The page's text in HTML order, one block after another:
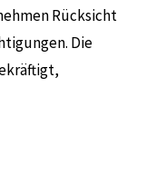
Rücksicht
Die